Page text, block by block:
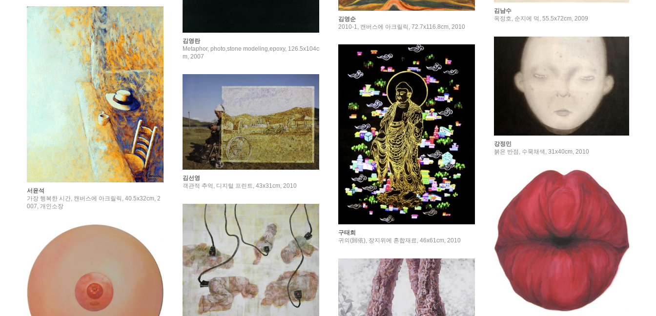
김남수
옥정호, 순지에 먹, 55.5x72cm, 2009
김영순
2010-1, 캔버스에 아크릴릭, 72.7x116.8cm, 2010
김영란
Metaphor, photo,stone modeling,epoxy, 126.5x104c
m, 2007
서윤석
가장 행복한 시간, 캔버스에 아크릴릭, 40.5x32cm, 2
007, 개인소장
강정민
붉은 반점, 수묵채색, 31x40cm, 2010
구태희
귀의(歸依), 장지위에 혼합재료, 46x61cm, 2010
김선영
객관적 추억, 디지털 프린트, 43x31cm, 2010